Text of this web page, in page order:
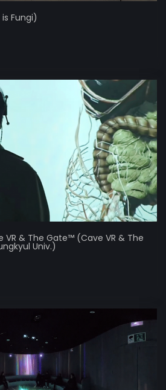
Fungi)
VR & The Gate™ (Cave VR & The
Univ.)